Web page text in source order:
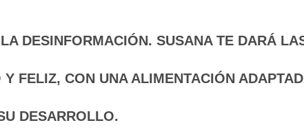
DESINFORMACIÓN. SUSANA TE DARÁ
FELIZ, CON UNA ALIMENTACIÓN
DESARROLLO.